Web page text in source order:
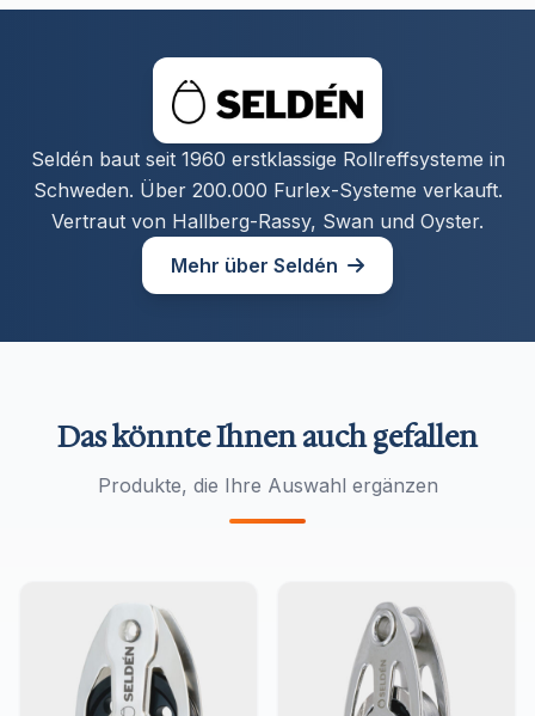
Seldén baut seit 1960 erstklassige Rollreffsysteme in
Schweden. Über 200.000 Furlex-Systeme verkauft.
Vertraut von Hallberg-Rassy, Swan und Oyster.
Mehr über Seldén
Das könnte Ihnen auch gefallen
Produkte, die Ihre Auswahl ergänzen